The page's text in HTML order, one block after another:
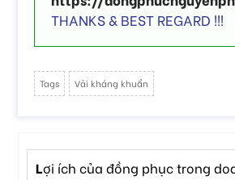
THANKS & BEST REGARD !!!
Tags Vải kháng khuẩn
lợi ích của đồng phục trong